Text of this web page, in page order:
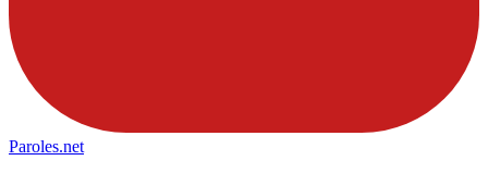
Paroles.net